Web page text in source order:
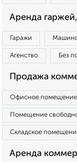
Аренда
Гаражи
Агенство Без
Продажа
Офисное помещение
Помещение
Складское
Аренда